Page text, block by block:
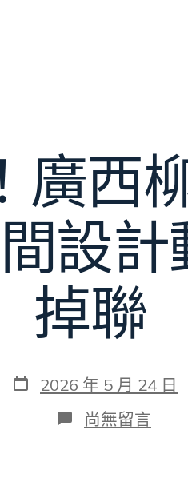
廣西
設
掉聯
發
表
2026 年 5 月 24 日
在
〈現
尚無留言